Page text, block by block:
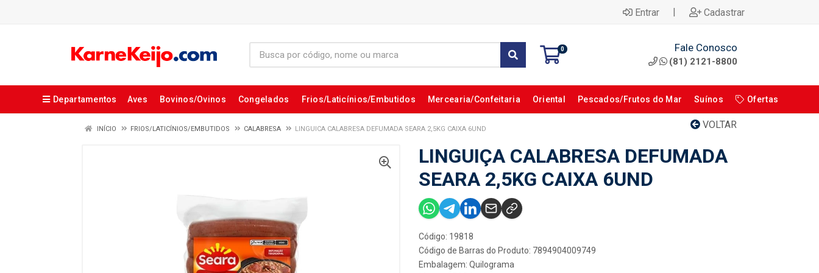
Entrar | Cadastrar
0 Fale Conosco
(81) 2121-8800
Departamentos Aves Bovinos/Ovinos Congelados Frios/Laticínios/Embutidos Mercearia/Confeitaria Oriental Pescados/Frutos do Mar Suínos Ofertas
VOLTAR
INÍCIO FRIOS/LATICÍNIOS/EMBUTIDOS CALABRESA LINGUICA CALABRESA DEFUMADA SEARA 2,5KG CAIXA 6UND
LINGUIÇA CALABRESA DEFUMADA
SEARA 2,5KG CAIXA 6UND
Código: 19818
Código de Barras do Produto: 7894904009749
Embalagem: Quilograma